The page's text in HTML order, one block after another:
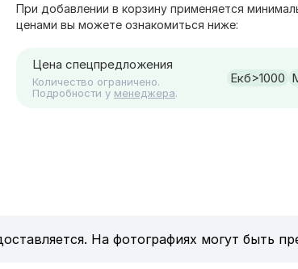
При добавлении в корзину применяется
ценами вы можете ознакомиться ниже:
Цена спецпредложения
Количество ограничено.
Подробности у менеджера.
Екб>1000
На фотографиях могут быть